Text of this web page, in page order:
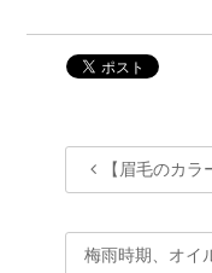
【眉毛のカ
梅雨時期、オイ